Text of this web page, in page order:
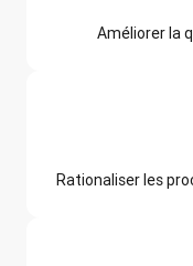
Améliorer la
Rationaliser les